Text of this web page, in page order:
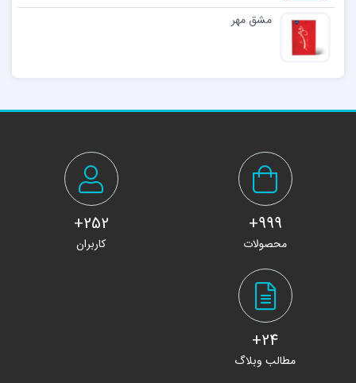
مشق مهر
999+
محصولات
252+
کاربران
24+
مطالب وبلاگ